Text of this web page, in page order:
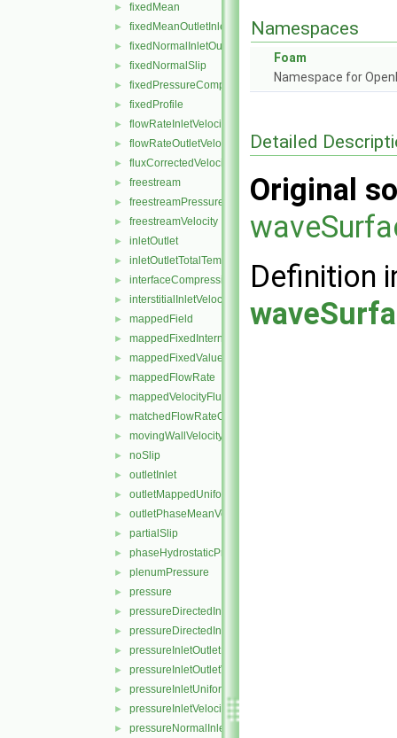
► fixedMean
► fixedMeanOutletInlet
► fixedNormalInletOutletVelocity
► fixedNormalSlip
► fixedPressureCompressibleDensity
► fixedProfile
► flowRateInletVelocity
► flowRateOutletVelocity
► fluxCorrectedVelocity
► freestream
► freestreamPressure
► freestreamVelocity
► inletOutlet
► inletOutletTotalTemperature
► interfaceCompression
► interstitialInletVelocity
► mappedField
► mappedFixedInternalValue
► mappedFixedValue
► mappedFlowRate
► mappedVelocityFluxFixedValue
► matchedFlowRateOutletVelocity
► movingWallVelocity
► noSlip
► outletInlet
► outletMappedUniformInlet
► outletPhaseMeanVelocity
► partialSlip
► phaseHydrostaticPressure
► plenumPressure
► pressure
► pressureDirectedInletOutletVelocity
► pressureDirectedInletVelocity
► pressureInletOutletParSlipVelocity
► pressureInletOutletVelocity
► pressureInletUniformVelocity
► pressureInletVelocity
► pressureNormalInletOutletVelocity
Namespaces
Foam
Namespace for
Detailed
Original
Definition